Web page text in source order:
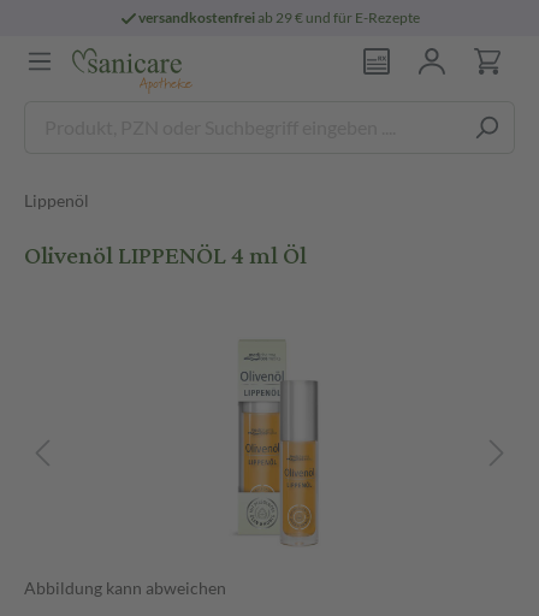
versandkostenfreiab 29 € und für E-Rezepte
Lippenöl
Olivenöl LIPPENÖL 4 ml Öl
Abbildung kann abweichen